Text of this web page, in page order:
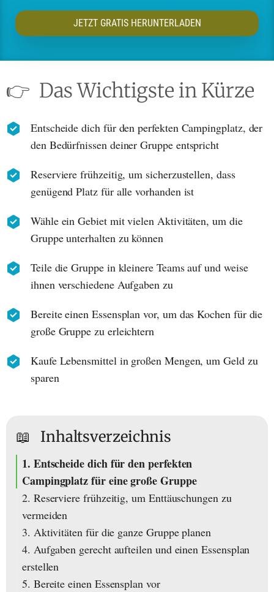
JETZT GRATIS HERUNTERLADEN
👉 Das Wichtigste in Kürze
Entscheide dich für den perfekten Campingplatz, der
den Bedürfnissen deiner Gruppe entspricht
Reserviere frühzeitig, um sicherzustellen, dass
genügend Platz für alle vorhanden ist
Wähle ein Gebiet mit vielen Aktivitäten, um die
Gruppe unterhalten zu können
Teile die Gruppe in kleinere Teams auf und weise
ihnen verschiedene Aufgaben zu
Bereite einen Essensplan vor, um das Kochen für die
große Gruppe zu erleichtern
Kaufe Lebensmittel in großen Mengen, um Geld zu
sparen
📖 Inhaltsverzeichnis
1. Entscheide dich für den perfekten
Campingplatz für eine große Gruppe
2. Reserviere frühzeitig, um Enttäuschungen zu
vermeiden
3. Aktivitäten für die ganze Gruppe planen
4. Aufgaben gerecht aufteilen und einen Essensplan
erstellen
5. Bereite einen Essensplan vor